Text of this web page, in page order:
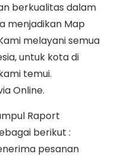
berkualitas dalam
menjadikan Map
melayani semua
untuk kota di
temui.
Online.
Raport
berikut :
pesanan